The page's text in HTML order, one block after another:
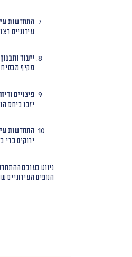
התחדשות
עירוניים
ייעוד
מקיף
פיצויים
יזכו ליחס
התחדשות
ירוקים כדי
ניווט בעולם
הנופים